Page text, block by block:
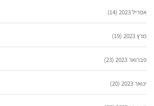
אפריל 2023 (14)
מרץ 2023 (19)
פברואר 2023 (23)
ינואר 2023 (20)